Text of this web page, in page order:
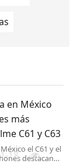
en México
más
C61 y C63
el C61 y el
destacan
18